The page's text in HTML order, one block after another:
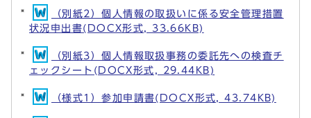
（別紙2）個人情報の取扱いに係る安全管理措置
状況申出書(DOCX形式, 33.66KB)
（別紙3）個人情報取扱事務の委託先への検査チ
ェックシート(DOCX形式, 29.44KB)
（様式1）参加申請書(DOCX形式, 43.74KB)